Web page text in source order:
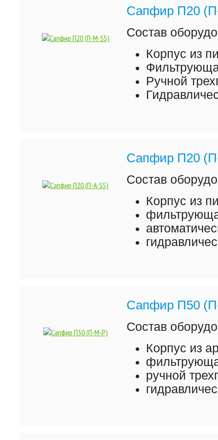
Сапфир П20
Состав
Корпус из
Ручной
Сапфир П20
Состав
Корпус из
Сапфир П50
Состав
Корпус из
ручной